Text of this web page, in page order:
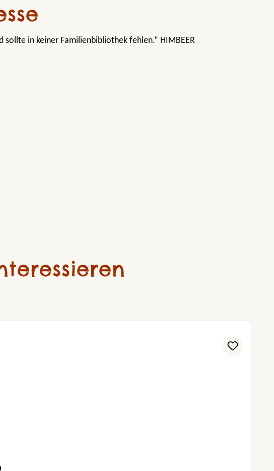
sollte in keiner Familienbibliothek fehlen.“ HIMBEER